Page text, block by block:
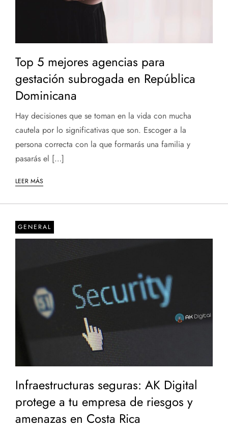
Top 5 mejores agencias para
gestación subrogada en República
Dominicana
Hay decisiones que se toman en la vida con mucha
cautela por lo significativas que son. Escoger a la
persona correcta con la que formarás una familia y
pasarás el […]
LEER MÁS
GENERAL
Infraestructuras seguras: AK Digital
protege a tu empresa de riesgos y
amenazas en Costa Rica